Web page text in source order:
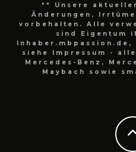
** Unsere
Änderungen,
vorbehalten. Alle
sind Eigentum
siehe Impressum -
Mercedes-Benz,
Maybach sowie